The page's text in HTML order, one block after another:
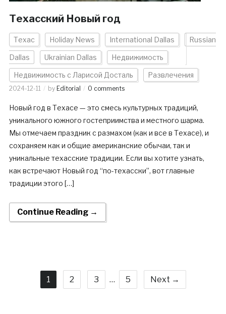
Техасский Новый год
Техас Holiday News International Dallas Russian
Dallas Ukrainian Dallas Недвижимость
Недвижимость с Ларисой Досталь Развлечения
2024-12-11 by Editorial 0 comments
Новый год в Техасе — это смесь культурных традиций,
уникального южного гостеприимства и местного шарма.
Мы отмечаем праздник с размахом (как и все в Техасе), и
сохраняем как и общие американские обычаи, так и
уникальные техасские традиции. Если вы хотите узнать,
как встречают Новый год “по-техасски”, вот главные
традиции этого […]
Continue Reading →
1 2 3 … 5 Next →